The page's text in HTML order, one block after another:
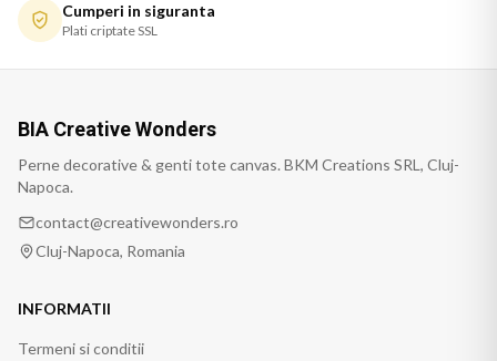
Cumperi in siguranta
Plati criptate SSL
BIA Creative Wonders
Perne decorative & genti tote canvas. BKM Creations SRL, Cluj-
Napoca.
contact@creativewonders.ro
Cluj-Napoca, Romania
INFORMATII
Termeni si conditii